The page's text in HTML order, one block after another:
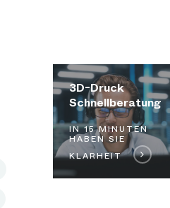
3D-Druck
Schnellberatung
IN 15 MINUTEN
HABEN SIE
KLARHEIT
In
einem
kompakten
Webtermin
prüfen
wir
gemeinsam
Ihre